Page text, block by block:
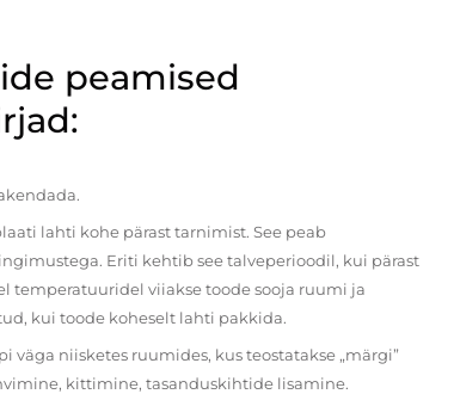
peamised
lahti kohe pärast tarnimist. See peab
Eriti kehtib see talveperioodil, kui pärast
temperatuuridel viiakse toode sooja ruumi ja
kui toode koheselt lahti pakkida.
niisketes ruumides, kus teostatakse „märgi”
kittimine, tasanduskihtide lisamine.